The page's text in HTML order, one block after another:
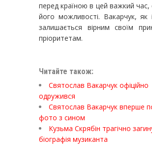
перед країною в цей важкий
його можливості. Вакарчук, як
залишається вірним своїм
пріоритетам.
Читайте також:
Святослав Вакарчук офіційно
одружився
Святослав Вакарчук вперше
фото з сином
Кузьма Скрябін трагічно
біографія музиканта